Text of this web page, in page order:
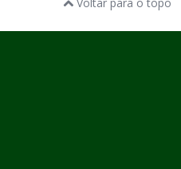
Voltar para o topo